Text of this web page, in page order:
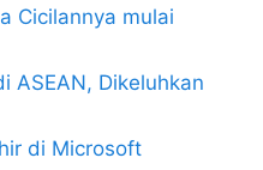
Cicilannya mulai
ASEAN, Dikeluhkan
di Microsoft